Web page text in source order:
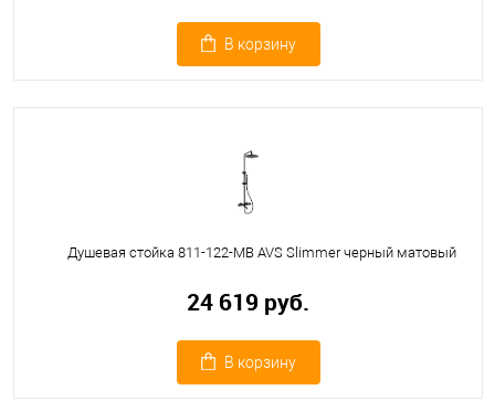
В корзину
Душевая стойка 811-122-MB AVS Slimmer черный матовый
24 619 руб.
В корзину